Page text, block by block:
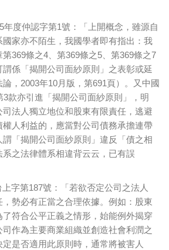
年度仲認字第1號：「上開概念，雖源自
家亦不陌生，我國學者即有指出：我
369條之4、第369條之5、第369條之7
係「揭開公司面紗原則」之表彰或延
，2003年10月版，第691頁）。又中國
3款亦引進「揭開公司面紗原則」，明
法人獨立地位和股東有限責任，逃避
人利益的，應當對公司債務承擔連帶
「揭開公司面紗原則」違反「債之相
之法律體系相違背云云，已有誤
字第187號：「若欲否定公司之法人
勢必有正當之合理依據。例如：股東
符合公平正義之情形，始能例外揭穿
作為主要商業組織並創造社會利潤之
是否適用此原則時，通常將被害人